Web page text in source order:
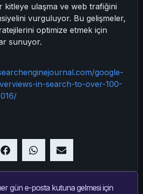
kitleye ulaşma ve web trafiğini
vurguluyor. Bu gelişmeler,
optimize etmek için
sunuyor.
google-
in-search-to-over-100-
gün e-posta kutuna gelmesi için